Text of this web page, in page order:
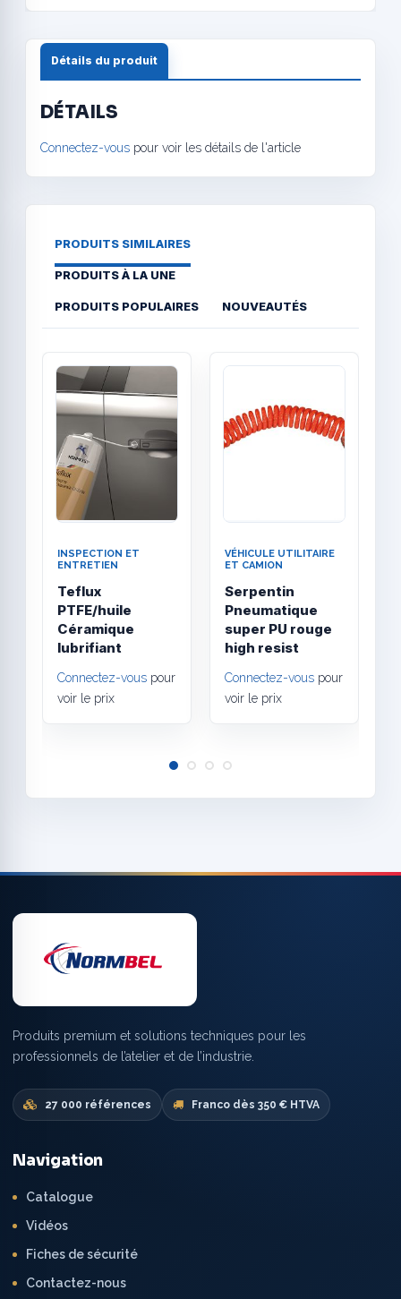
Détails du produit
DÉTAILS
Connectez-vous pour voir les détails de l'article
PRODUITS SIMILAIRES
PRODUITS À LA UNE
PRODUITS POPULAIRES NOUVEAUTÉS
INSPECTION ET
ENTRETIEN
Teflux
PTFE/huile
Céramique
lubrifiant
Connectez-vous pour
voir le prix
VÉHICULE UTILITAIRE
ET CAMION
Serpentin
Pneumatique
super PU rouge
high resist
Connectez-vous pour
voir le prix
Produits premium et solutions techniques pour les
professionnels de l’atelier et de l’industrie.
27 000 références Franco dès 350 € HTVA
Navigation
Catalogue
Vidéos
Fiches de sécurité
Contactez-nous